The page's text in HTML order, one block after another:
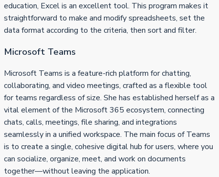
education, Excel is an excellent tool. This program makes it
straightforward to make and modify spreadsheets, set the
data format according to the criteria, then sort and filter.
Microsoft Teams
Microsoft Teams is a feature-rich platform for chatting,
collaborating, and video meetings, crafted as a flexible tool
for teams regardless of size. She has established herself as a
vital element of the Microsoft 365 ecosystem, connecting
chats, calls, meetings, file sharing, and integrations
seamlessly in a unified workspace. The main focus of Teams
is to create a single, cohesive digital hub for users, where you
can socialize, organize, meet, and work on documents
together—without leaving the application.